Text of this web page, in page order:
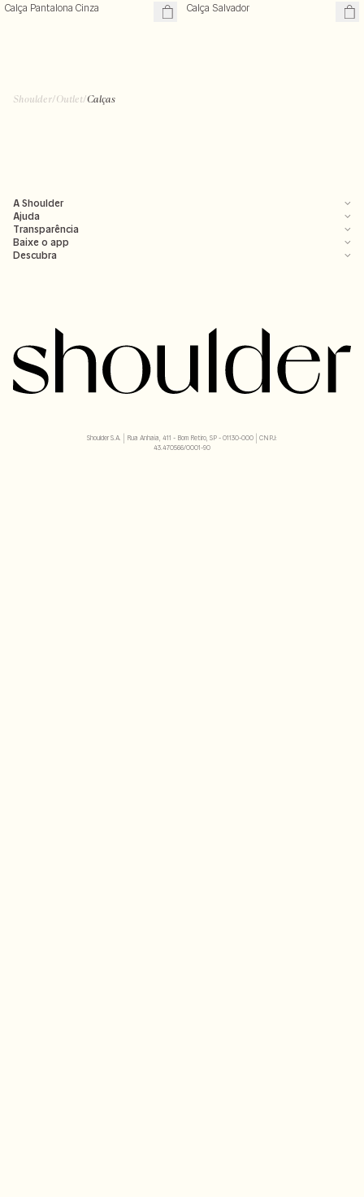
Calça Pantalona Cinza Calça Salvador
Shoulder/Outlet/Calças
A Shoulder
Ajuda
Transparência
Baixe o app
Descubra
Shoulder S.A. | Rua Anhaia, 411 - Bom Retiro, SP - 01130-000 | CNPJ:
43.470566/0001-90